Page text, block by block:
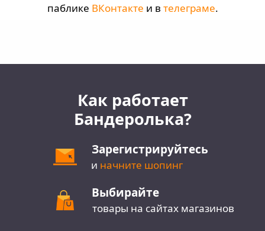
паблике ВКонтакте и в телеграме.
Как работает
Бандеролька?
Зарегистрируйтесь
и начните шопинг
Выбирайте
товары на сайтах магазинов